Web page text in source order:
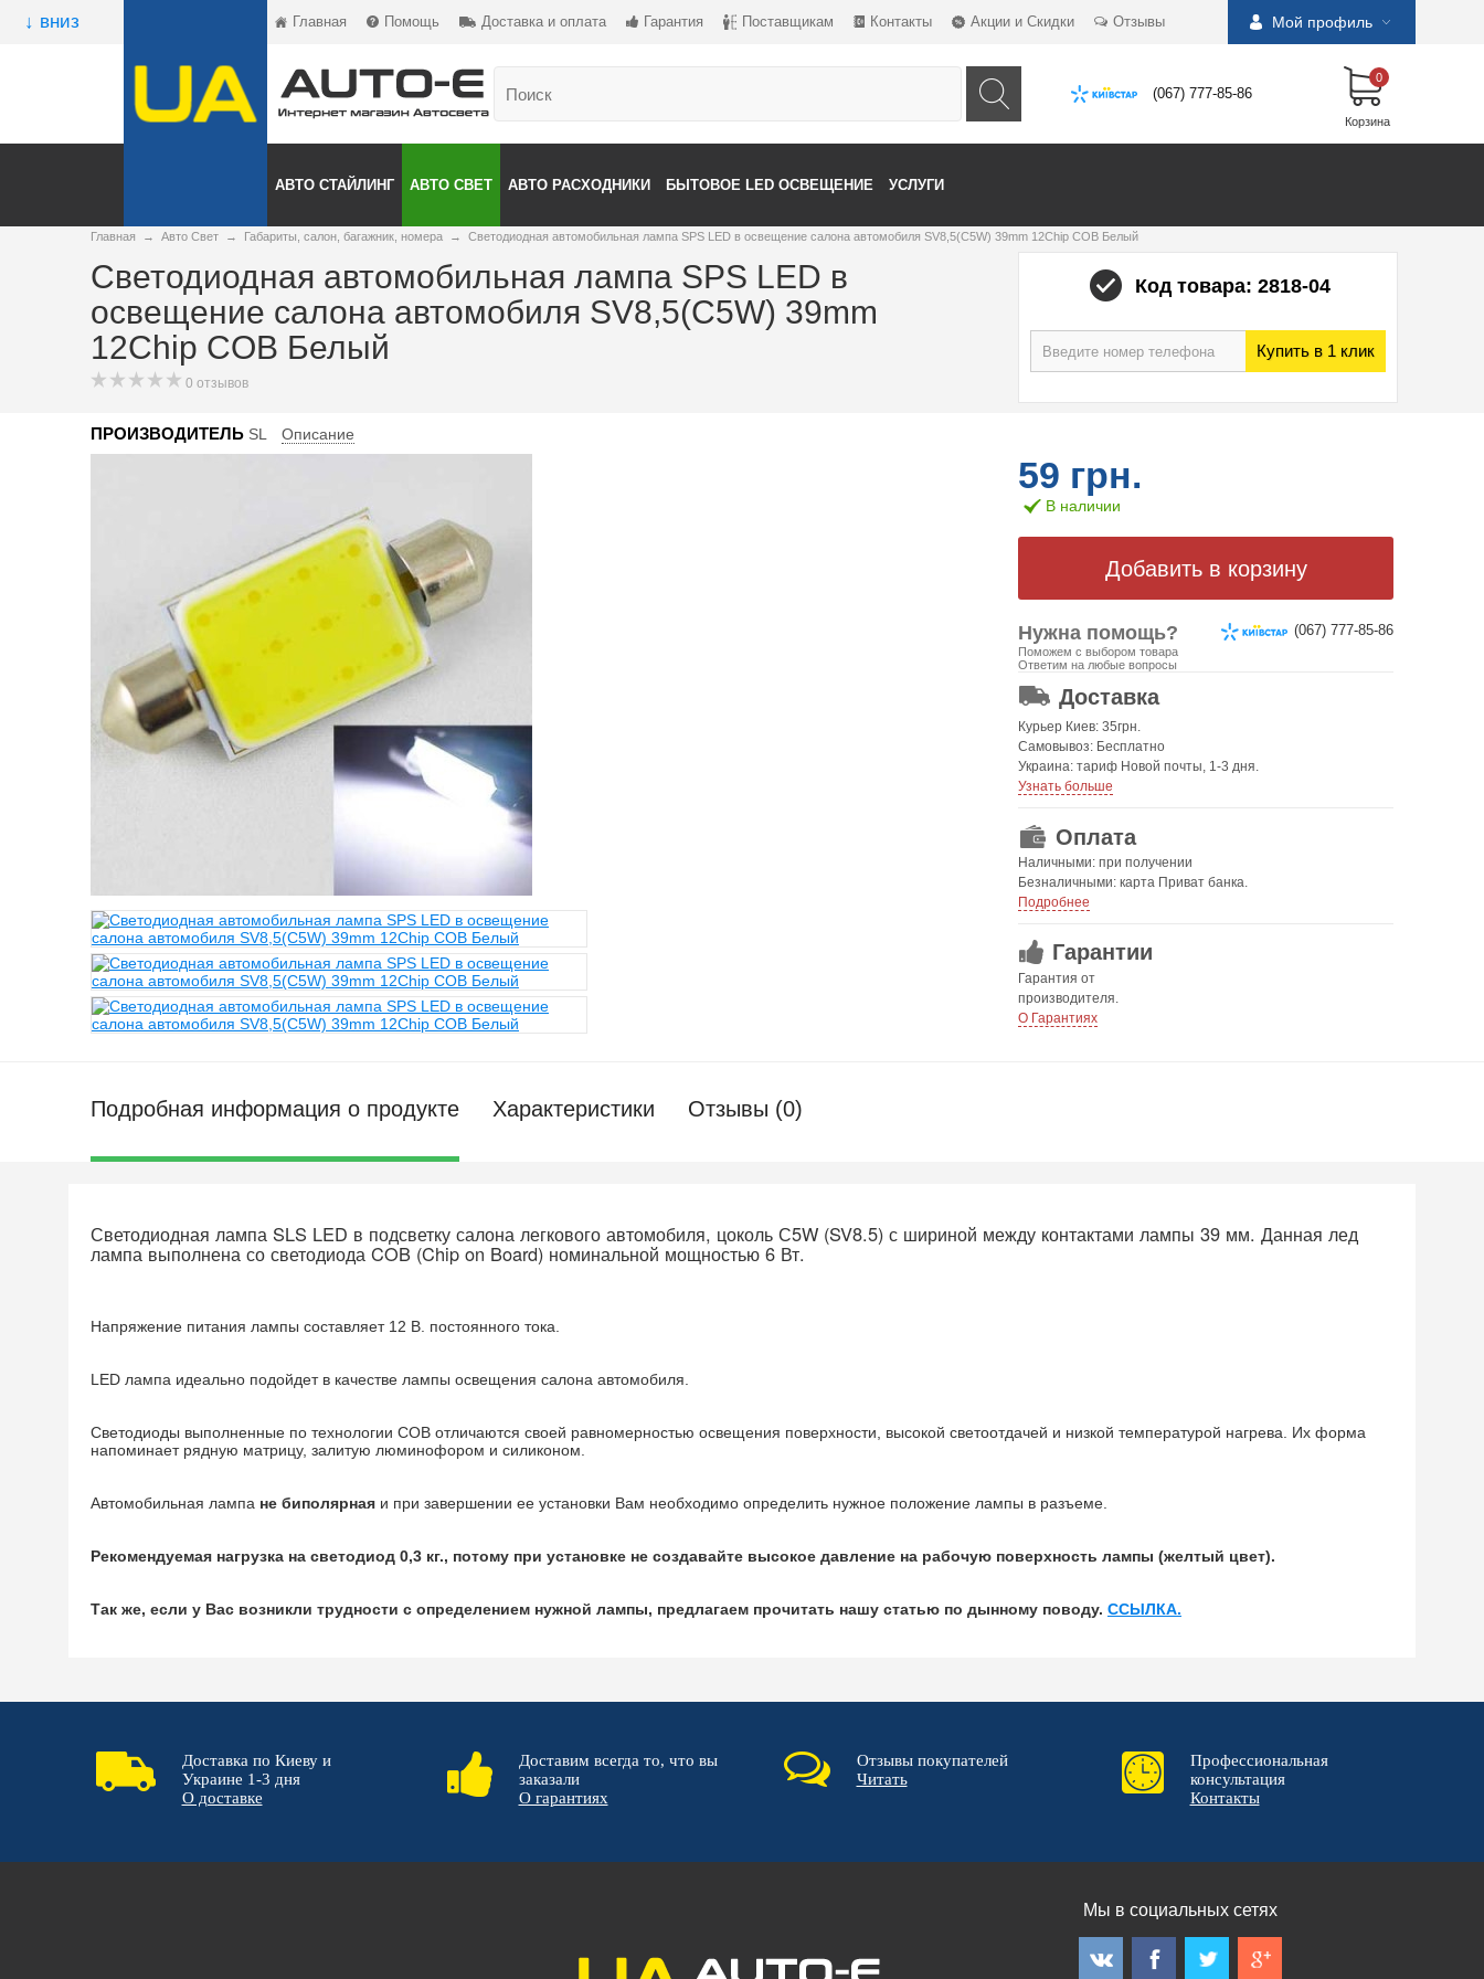
↓ вниз Главная Помощь Доставка и оплата Гарантия Поставщикам Контакты Акции и Скидки Отзывы Мой профиль
(067) 777-85-86
0
Корзина
АВТО СТАЙЛИНГ АВТО СВЕТ АВТО РАСХОДНИКИ БЫТОВОЕ LED ОСВЕЩЕНИЕ УСЛУГИ
Главная → Авто Свет → Габариты, салон, багажник, номера → Светодиодная автомобильная лампа SPS LED в освещение салона автомобиля SV8,5(C5W) 39mm 12Chip COB Белый
Светодиодная автомобильная лампа SPS LED в
освещение салона автомобиля SV8,5(C5W) 39mm
12Chip COB Белый
0 отзывов
ПРОИЗВОДИТЕЛЬ SL Описание
Код товара: 2818-04
Купить в 1 клик
59 грн.
В наличии
Нужна помощь?
Поможем с выбором товара
Ответим на любые вопросы
(067) 777-85-86
ОТ 499 ГРН. БЕСПЛАТНАЯ!
Доставка
Курьер Киев: 35грн.
Самовывоз: Бесплатно
Украина: тариф Новой почты, 1-3 дня.
Узнать больше
Оплата
Наличными: при получении
Безналичными: карта Приват банка.
Подробнее
Гарантии
Гарантия от
производителя.
О Гарантиях
Подробная информация о продукте Характеристики Отзывы (0)
Светодиодная лампа SLS LED в подсветку салона легкового автомобиля, цоколь С5W (SV8.5) с шириной между контактами лампы 39 мм. Данная лед
лампа выполнена со светодиода COB (Chip on Board) номинальной мощностью 6 Вт.
Напряжение питания лампы составляет 12 В. постоянного тока.
LED лампа идеально подойдет в качестве лампы освещения салона автомобиля.
Светодиоды выполненные по технологии COB отличаются своей равномерностью освещения поверхности, высокой светоотдачей и низкой температурой нагрева. Их форма
напоминает рядную матрицу, залитую люминофором и силиконом.
Автомобильная лампа не биполярная и при завершении ее установки Вам необходимо определить нужное положение лампы в разъеме.
Рекомендуемая нагрузка на светодиод 0,3 кг., потому при установке не создавайте высокое давление на рабочую поверхность лампы (желтый цвет).
Так же, если у Вас возникли трудности с определением нужной лампы, предлагаем прочитать нашу статью по дынному поводу. ССЫЛКА.
Доставка по Киеву и
Украине 1-3 дня
О доставке
Доставим всегда то, что вы
заказали
О гарантиях
Отзывы покупателей
Читать
Профессиональная
консультация
Контакты
Мы в социальных сетях